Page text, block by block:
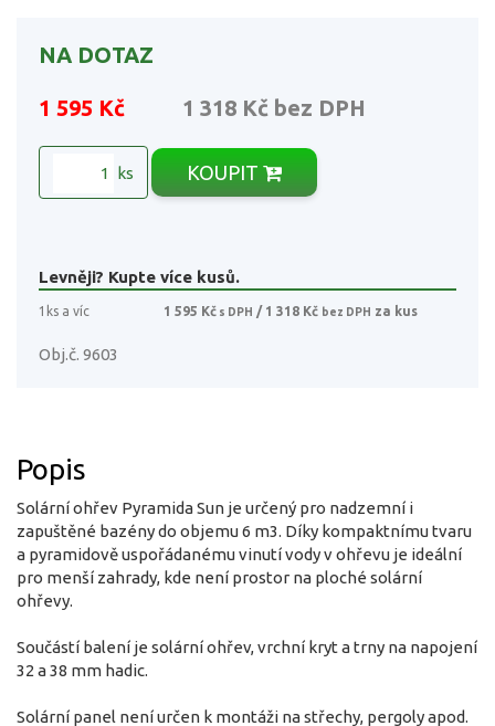
NA DOTAZ
1 595 Kč 1 318 Kč bez DPH
ks KOUPIT
Levněji? Kupte více kusů.
1ks a víc 1 595 Kč s DPH / 1 318 Kč bez DPH za kus
Obj.č. 9603
Popis
Solární ohřev Pyramida Sun je určený pro nadzemní i
zapuštěné bazény do objemu 6 m3. Díky kompaktnímu tvaru
a pyramidově uspořádanému vinutí vody v ohřevu je ideální
pro menší zahrady, kde není prostor na ploché solární
ohřevy.
Součástí balení je solární ohřev, vrchní kryt a trny na napojení
32 a 38 mm hadic.
Solární panel není určen k montáži na střechy, pergoly apod.